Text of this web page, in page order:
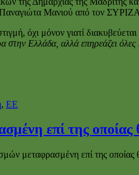
Παναγιώτα Μανιού από τον
όχι μόνον γιατί
στην Ελλάδα, αλλά επηρεάζει όλες
, ΕΕ
επί της οποίας
μεταφρασμένη επί της οποίας